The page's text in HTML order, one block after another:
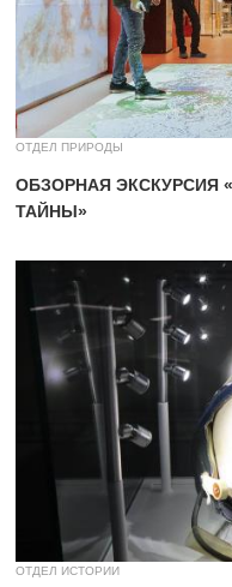
ОТДЕЛ ПРИРОДЫ
ОБЗОРНАЯ ЭКСКУРСИЯ
ТАЙНЫ»
ОТДЕЛ ИСТОРИИ